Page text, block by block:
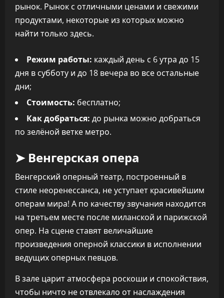
рынок. Рынок с отличными ценами и свежими
продуктами, некоторые из которых можно
найти только здесь.
Режим работы: каждый день с 6 утра до 15
дня в субботу и до 18 вечера во все остальные
дни;
Стоимость: бесплатно;
Как добраться: до рынка можно добраться
по зелёной ветке метро.
➤ Венгерская опера
Венгерский оперный театр, построенный в
стиле неоренессанса, не уступает красивейшим
операм мира! А по качеству звучания находится
на третьем месте после миланской и парижской
опер. На сцене ставят величайшие
произведения оперной классики в исполнении
ведущих оперных певцов.
В зале царит атмосфера роскоши и спокойствия,
чтобы ничто не отвлекало от наслаждения